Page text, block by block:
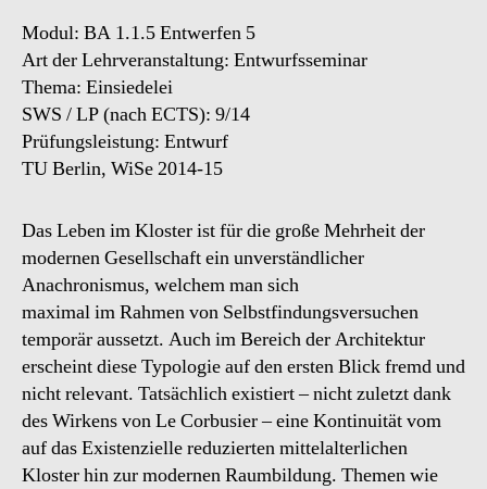
Modul: BA 1.1.5 Entwerfen 5
Art der Lehrveranstaltung: Entwurfsseminar
Thema: Einsiedelei
SWS / LP (nach ECTS): 9/14
Prüfungsleistung: Entwurf
TU Berlin, WiSe 2014-15
Das Leben im Kloster ist für die große Mehrheit der
modernen Gesellschaft ein unverständlicher
Anachronismus, welchem man sich
maximal im Rahmen von Selbstfindungsversuchen
temporär aussetzt. Auch im Bereich der Architektur
erscheint diese Typologie auf den ersten Blick fremd und
nicht relevant. Tatsächlich existiert – nicht zuletzt dank
des Wirkens von Le Corbusier – eine Kontinuität vom
auf das Existenzielle reduzierten mittelalterlichen
Kloster hin zur modernen Raumbildung. Themen wie